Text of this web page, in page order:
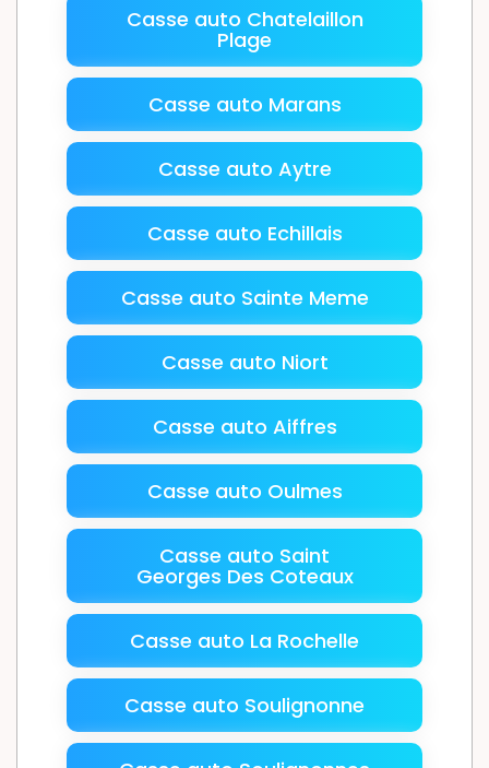
Casse auto Chatelaillon
Plage
Casse auto Marans
Casse auto Aytre
Casse auto Echillais
Casse auto Sainte Meme
Casse auto Niort
Casse auto Aiffres
Casse auto Oulmes
Casse auto Saint
Georges Des Coteaux
Casse auto La Rochelle
Casse auto Soulignonne